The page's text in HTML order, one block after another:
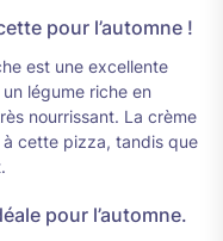
pour l’automne !
est une excellente
légume riche en
nourrissant. La crème
cette pizza, tandis que
pour l’automne.